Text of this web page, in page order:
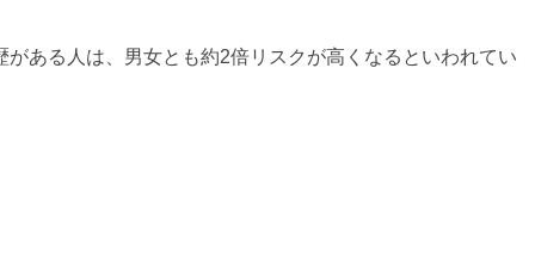
ある人は、男女とも約2倍リスクが高くなるといわれてい